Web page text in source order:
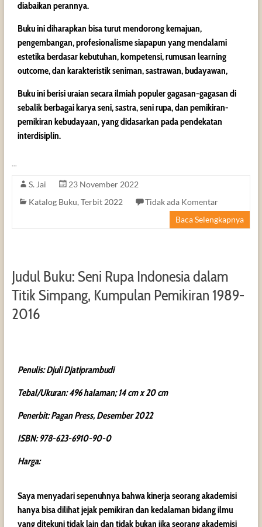
diabaikan perannya.
Buku ini diharapkan bisa turut mendorong kemajuan,
pengembangan, profesionalisme siapapun yang mendalami
estetika berdasar kebutuhan, kompetensi, rumusan learning
outcome, dan karakteristik seniman, sastrawan, budayawan,
Buku ini berisi uraian secara ilmiah populer gagasan-gagasan di
sebalik berbagai karya seni, sastra, seni rupa, dan pemikiran-
pemikiran kebudayaan, yang didasarkan pada pendekatan
interdisiplin.
…
S. Jai
23 November 2022
Katalog Buku, Terbit 2022
Tidak ada Komentar
Baca Selengkapnya
Judul Buku: Seni Rupa Indonesia dalam
Titik Simpang, Kumpulan Pemikiran 1989-
2016
Penulis: Djuli Djatiprambudi
Tebal/Ukuran: 496 halaman; 14 cm x 20 cm
Penerbit: Pagan Press, Desember 2022
ISBN: 978-623-6910-90-0
Harga:
Saya menyadari sepenuhnya bahwa kinerja seorang akademisi
hanya bisa dilihat jejak pemikiran dan kedalaman bidang ilmu
yang ditekuni tidak lain dan tidak bukan jika seorang akademisi